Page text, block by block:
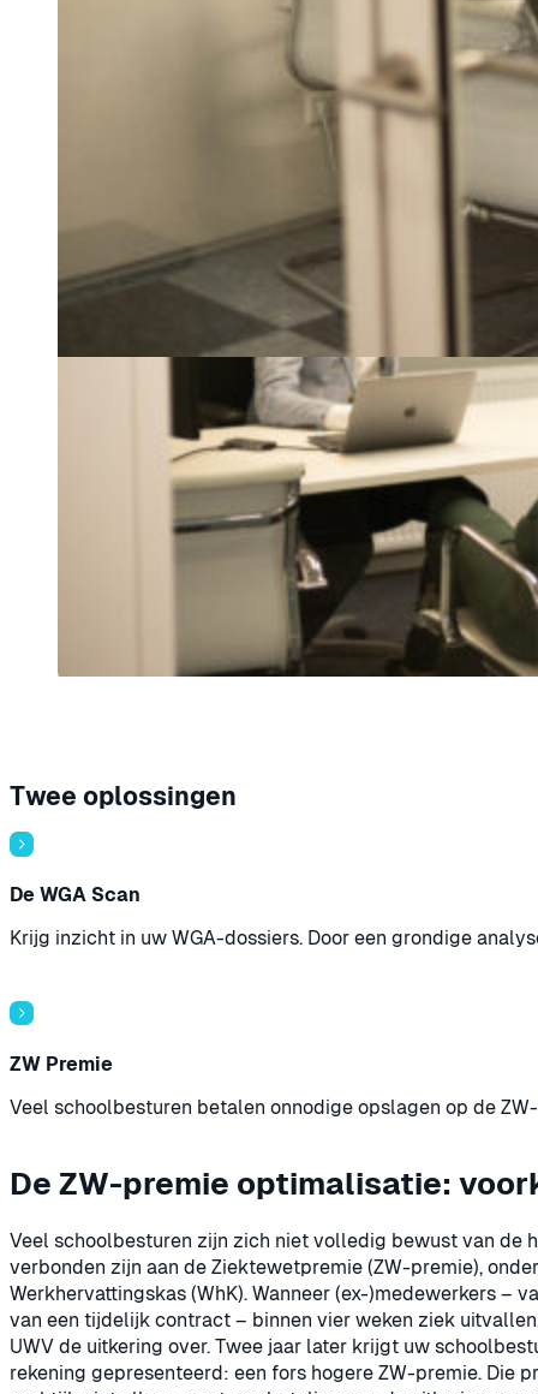
Twee oplossingen
De WGA Scan
Krijg inzicht in uw WGA-dossiers. Door een grondige
ZW Premie
Veel schoolbesturen betalen onnodige opslagen op de
De ZW-premie optimalisatie:
Veel schoolbesturen zijn zich niet volledig bewust van de
verbonden zijn aan de Ziektewetpremie (ZW-premie),
Werkhervattingskas (WhK). Wanneer (ex-)medewerkers –
van een tijdelijk contract – binnen vier weken ziek
UWV de uitkering over. Twee jaar later krijgt uw
rekening gepresenteerd: een fors hogere ZW-premie. Die